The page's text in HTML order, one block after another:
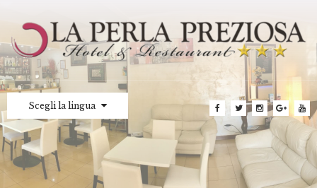
Scegli la lingua